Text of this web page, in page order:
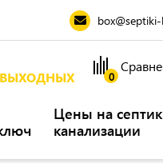
ВЫХОДНЫХ 0
Цены на
канализации